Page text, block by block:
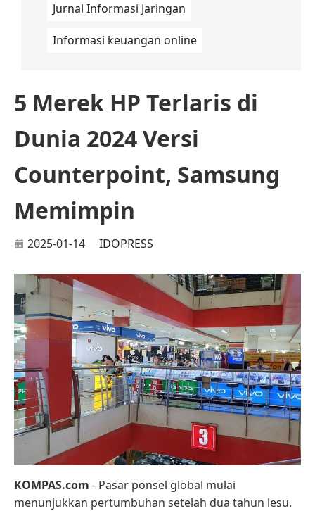
Jurnal Informasi Jaringan
Informasi keuangan online
5 Merek HP Terlaris di
Dunia 2024 Versi
Counterpoint, Samsung
Memimpin
2025-01-14 IDOPRESS
KOMPAS.com - Pasar ponsel global mulai
menunjukkan pertumbuhan setelah dua tahun lesu.